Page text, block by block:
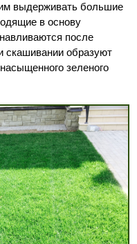
выдерживать большие
в основу
после
скашивании образуют
зеленого